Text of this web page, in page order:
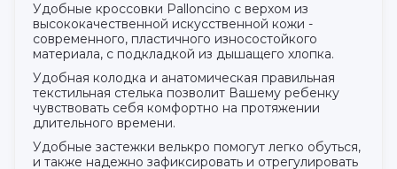
Удобные кроссовки Palloncino с верхом из
высококачественной искусственной кожи -
современного, пластичного износостойкого
материала, с подкладкой из дышащего хлопка.
Удобная колодка и анатомическая правильная
текстильная стелька позволит Вашему ребенку
чувствовать себя комфортно на протяжении
длительного времени.
Удобные застежки велькро помогут легко обуться,
и также надежно зафиксировать и отрегулировать